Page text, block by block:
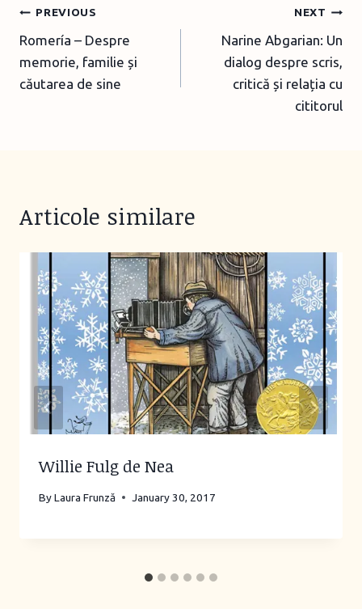
Post
navigation
PREVIOUS
Romería – Despre
memorie, familie și
căutarea de sine
NEXT
Narine Abgarian: Un
dialog despre scris,
critică și relația cu
cititorul
Articole similare
Willie Fulg de Nea
ByLaura Frunză January 30, 2017